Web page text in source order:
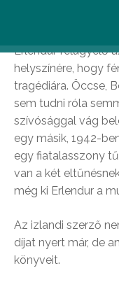
Erlendur felügyelő
helyszínére, hogy
tragédiára. Öccse,
sem tudni róla
szívósággal vág
egy másik, 1942-
egy fiatalasszony
van a két
még ki Erlendur a
Az izlandi szerző
díjat nyert már, de
könyveit.